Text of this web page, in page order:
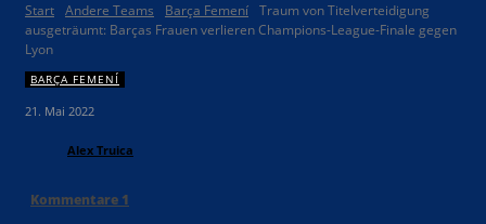
Start Andere Teams Barça Femení Traum von Titelverteidigung
ausgeträumt: Barças Frauen verlieren Champions-League-Finale gegen
Lyon
BARÇA FEMENÍ
21. Mai 2022
Alex Truica
Kommentare 1